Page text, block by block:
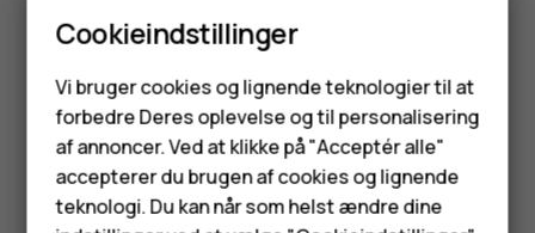
Smartphones
Feature-telefoner
Tilbehør
flyselskaber, samt alle gældende love og regler. Hvis det
f.eks. for at gå på internettet eller for at skifte til
Bluetooth-deling i flytilstand.
Cookieindstillinger
Vi bruger cookies og lignende teknologier til at
forbedre Deres oplevelse og til personalisering
af annoncer. Ved at klikke på "Acceptér alle"
accepterer du brugen af cookies og lignende
teknologi. Du kan når som helst ændre dine